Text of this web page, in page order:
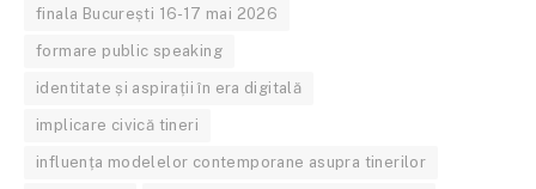
finala București 16-17 mai 2026
formare public speaking
identitate și aspirații în era digitală
implicare civică tineri
influența modelelor contemporane asupra tinerilor